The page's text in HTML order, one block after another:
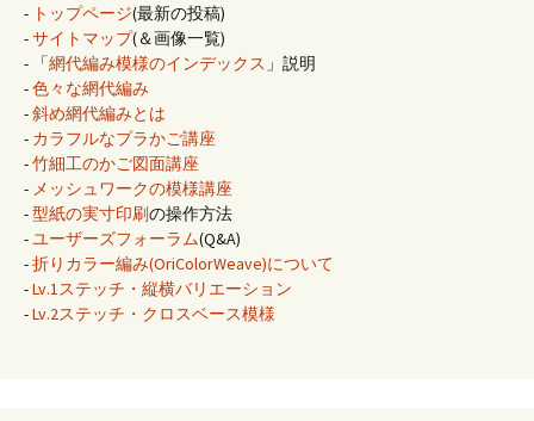
- トップページ(最新の投稿)
-サイトマップ(＆画像一覧)
- 「網代編み模様のインデックス 」説明
-色々な網代編み
-斜め網代編みとは
- カラフルなプラかご講座
-竹細工のかご図面講座
- メッシュワークの模様講座
-型紙の実寸印刷の操作方法
-ユーザーズフォーラム(Q&A)
-折りカラー編み(OriColorWeave)について
-Lv.1ステッチ・縦横バリエーション
-Lv.2ステッチ・クロスベース模様